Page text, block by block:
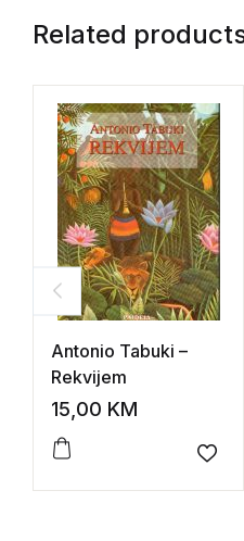
Related
Antonio Tabuki –
Rekvijem
15,00 KM
Add